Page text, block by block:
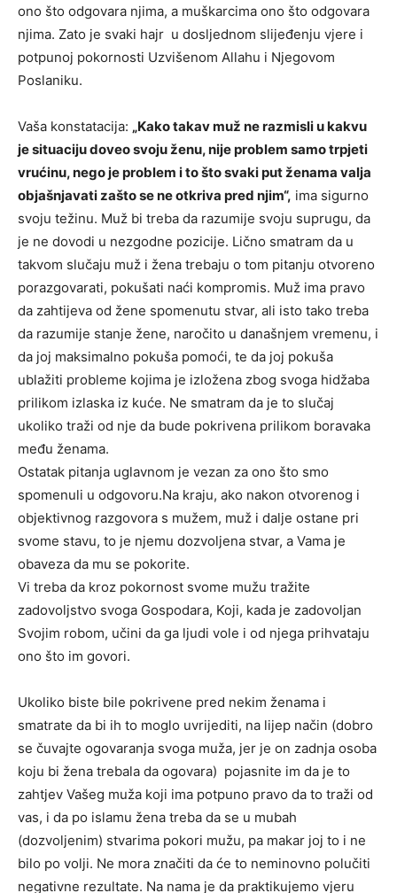
ono što odgovara njima, a muškarcima ono što odgovara
njima. Zato je svaki hajr u dosljednom slijeđenju vjere i
potpunoj pokornosti Uzvišenom Allahu i Njegovom
Poslaniku.
Vaša konstatacija: „Kako takav muž ne razmisli u kakvu
je situaciju doveo svoju ženu, nije problem samo trpjeti
vrućinu, nego je problem i to što svaki put ženama valja
objašnjavati zašto se ne otkriva pred njim“, ima sigurno
svoju težinu. Muž bi treba da razumije svoju suprugu, da
je ne dovodi u nezgodne pozicije. Lično smatram da u
takvom slučaju muž i žena trebaju o tom pitanju otvoreno
porazgovarati, pokušati naći kompromis. Muž ima pravo
da zahtijeva od žene spomenutu stvar, ali isto tako treba
da razumije stanje žene, naročito u današnjem vremenu, i
da joj maksimalno pokuša pomoći, te da joj pokuša
ublažiti probleme kojima je izložena zbog svoga hidžaba
prilikom izlaska iz kuće. Ne smatram da je to slučaj
ukoliko traži od nje da bude pokrivena prilikom boravaka
među ženama.
Ostatak pitanja uglavnom je vezan za ono što smo
spomenuli u odgovoru.Na kraju, ako nakon otvorenog i
objektivnog razgovora s mužem, muž i dalje ostane pri
svome stavu, to je njemu dozvoljena stvar, a Vama je
obaveza da mu se pokorite.
Vi treba da kroz pokornost svome mužu tražite
zadovoljstvo svoga Gospodara, Koji, kada je zadovoljan
Svojim robom, učini da ga ljudi vole i od njega prihvataju
ono što im govori.
Ukoliko biste bile pokrivene pred nekim ženama i
smatrate da bi ih to moglo uvrijediti, na lijep način (dobro
se čuvajte ogovaranja svoga muža, jer je on zadnja osoba
koju bi žena trebala da ogovara) pojasnite im da je to
zahtjev Vašeg muža koji ima potpuno pravo da to traži od
vas, i da po islamu žena treba da se u mubah
(dozvoljenim) stvarima pokori mužu, pa makar joj to i ne
bilo po volji. Ne mora značiti da će to neminovno polučiti
negativne rezultate. Na nama je da praktikujemo vjeru